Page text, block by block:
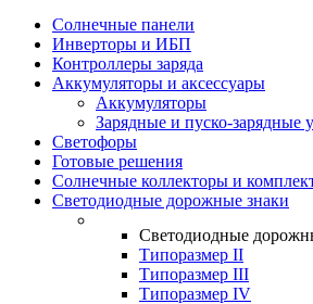
Солнечные панели
Инверторы и ИБП
Контроллеры заряда
Аккумуляторы и аксессуары
Аккумуляторы
Зарядные и пуско-зарядные
Светофоры
Готовые решения
Солнечные коллекторы и
Светодиодные дорожные знаки
Светодиодные
Типоразмер II
Типоразмер III
Типоразмер IV